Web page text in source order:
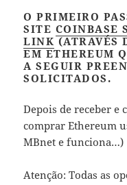
O PRIMEIRO
SITE COINBASE
LINK (ATRAVÉS
EM ETHEREUM
A SEGUIR
SOLICITADOS.
Depois de receber e
comprar Ethereum
MBnet e funciona…)
Atenção: Todas as